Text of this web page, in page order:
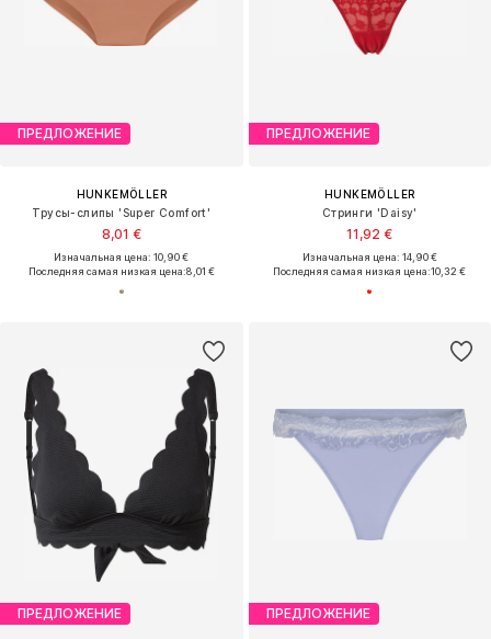
ПРЕДЛОЖЕНИЕ
HUNKEMÖLLER
Трусы-слипы 'Super Comfort'
8,01 €
Изначальная цена: 10,90 €
Последняя самая низкая цена:8,01 €
ПРЕДЛОЖЕНИЕ
HUNKEMÖLLER
Стринги 'Daisy'
11,92 €
Изначальная цена: 14,90 €
Последняя самая низкая цена:10,32 €
ПРЕДЛОЖЕНИЕ ПРЕДЛОЖЕНИЕ